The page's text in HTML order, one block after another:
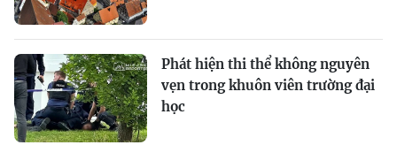
Phát hiện thi thể không nguyên
vẹn trong khuôn viên trường đại
học